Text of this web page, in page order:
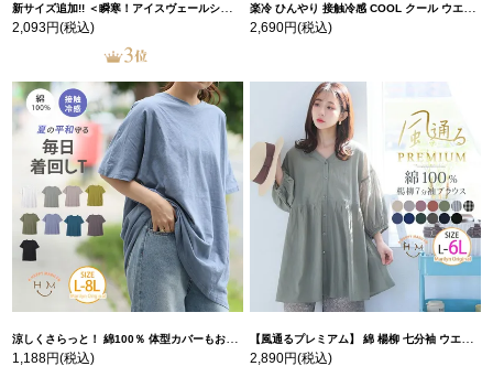
新サイズ追加!! ＜瞬寒！アイスヴェールシリーズ＞ 美脚 ジョガーパンツ 【ウェストゴム】 【ストレッチ】 | 大きいサイズの通販ならハッピーマリリン
2,093円(税込)
楽冷 ひんやり 接触冷感 COOL クール ウエストゴム 楽ちん ストレッチ 美脚 レギパン 【ストレッチ】 | 大きいサイズの通販ならハッピーマリリン
2,690円(税込)
涼しくさらっと！ 綿100％ 体型カバーもお洒落も叶える 風合いコットン ゆるシルエット ドルマン | 大きいサイズの通販ならハッピーマリリン
1,188円(税込)
【風通るプレミアム】 綿 楊柳 七分袖 ウエストギャザー ブラウス | 大きいサイズの通販ならハッピーマリリン
2,890円(税込)